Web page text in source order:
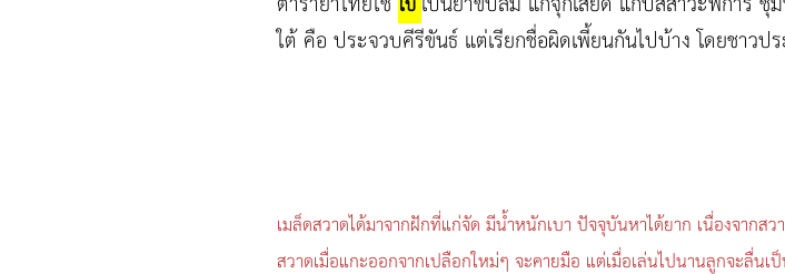
ใบ
ใต้ คือ ประจวบคีรีขันธ์ แต่เรียกชื่อผิดเพี้ยนกันไปบ้าง โดยชาวป
เมล็ดสวาดได้มาจากฝักที่แก่จัด มีน้ำหนักเบา ปัจจุบันหาได้ยาก เนื่องจาก
สวาดเมื่อแกะออกจากเปลือกใหม่ๆ จะคายมือ แต่เมื่อเล่นไปนานลูกจะลื่น